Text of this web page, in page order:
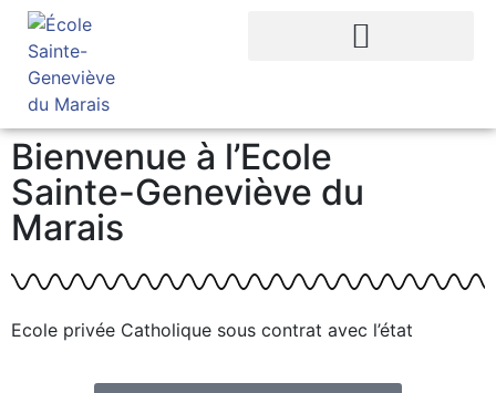
Bienvenue à l’Ecole
Sainte-Geneviève du
Marais
Ecole privée Catholique sous contrat avec l’état